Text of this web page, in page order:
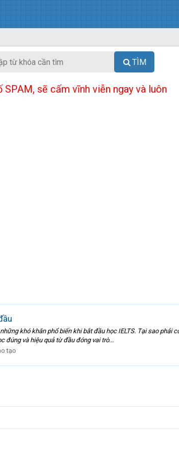
TÌM
SPAM, sẽ cấm vĩnh viễn ngay và luôn
khó khăn phổ biến khi bắt đầu học IELTS. Tại sao phải
đúng và hiệu quả từ đầu đóng vai trò...
tạo